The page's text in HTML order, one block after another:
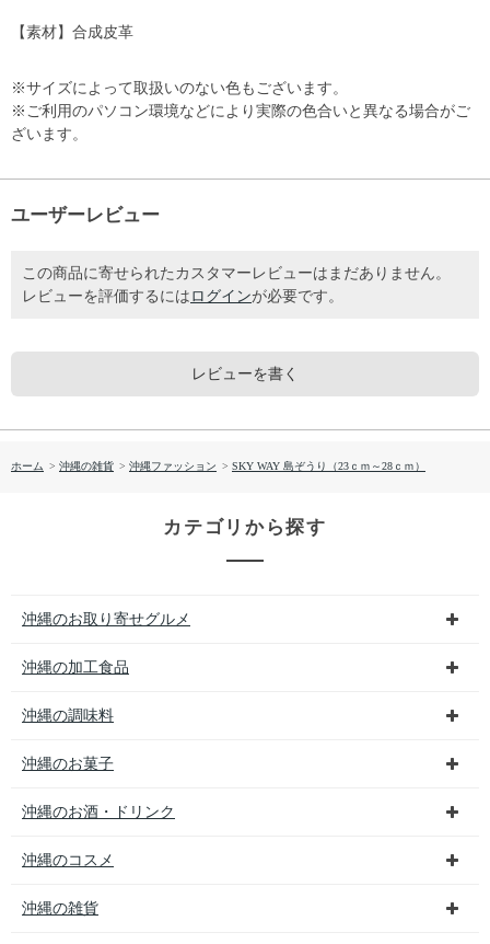
【素材】合成皮革
※サイズによって取扱いのない色もございます。
※ご利用のパソコン環境などにより実際の色合いと異なる場合がご
ざいます。
ユーザーレビュー
この商品に寄せられたカスタマーレビューはまだありません。
レビューを評価するには ログインが必要です。
レビューを書く
ホーム > 沖縄の雑貨 > 沖縄ファッション > SKY WAY 島ぞうり（23ｃｍ～28ｃｍ）
カテゴリから探す
沖縄のお取り寄せグルメ
沖縄の加工食品
沖縄の調味料
沖縄のお菓子
沖縄のお酒・ドリンク
沖縄のコスメ
沖縄の雑貨